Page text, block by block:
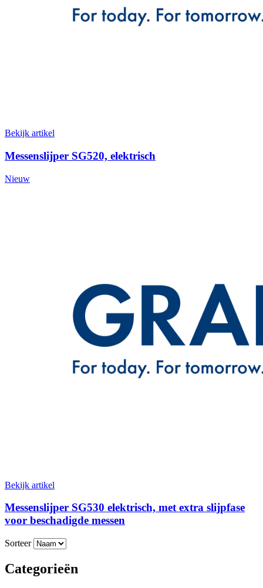
Bekijk artikel
Messenslijper SG520, elektrisch
Nieuw
Bekijk artikel
Messenslijper SG530 elektrisch, met extra slijpfase
voor beschadigde messen
Sorteer
Categorieën